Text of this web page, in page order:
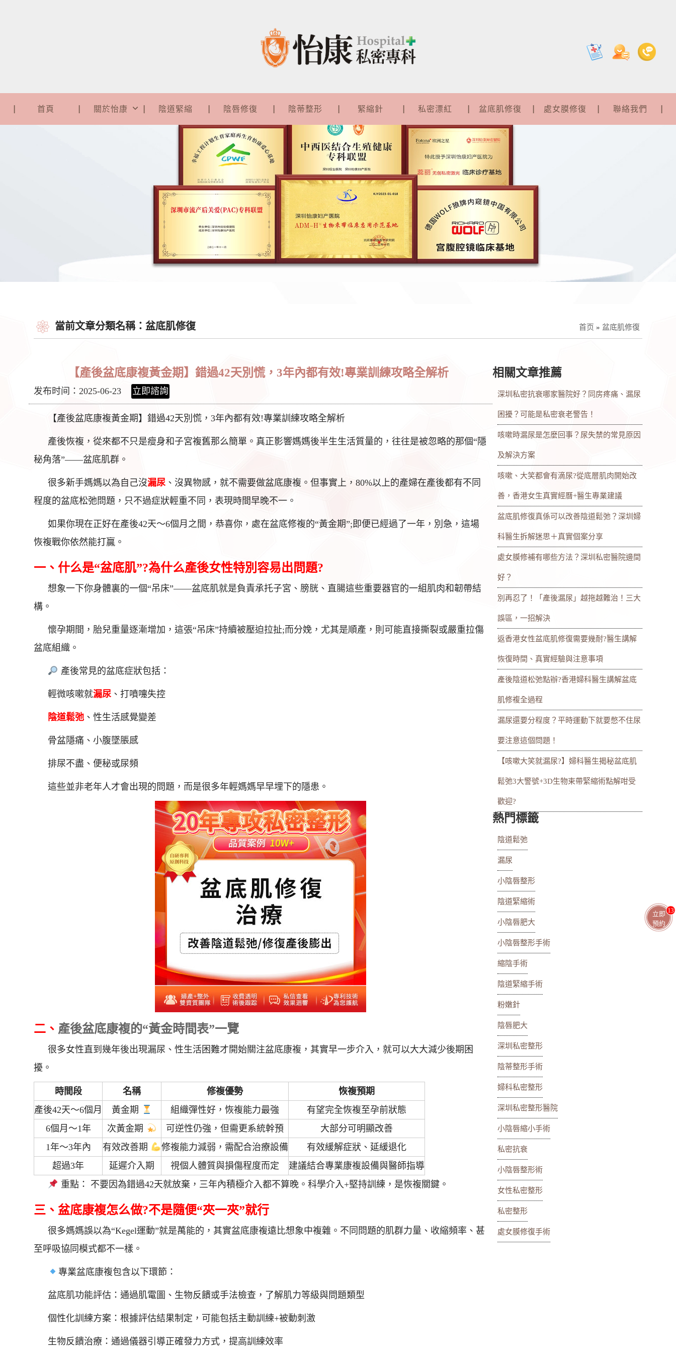
首頁 關於怡康 陰道緊縮 陰唇修復 陰蒂整形 緊縮針 私密漂紅 盆底肌修復 處女膜修復 聯絡我們
當前文章分類名稱：盆底肌修復 首页 » 盆底肌修復
【產後盆底康複黃金期】錯過42天別慌，3年內都有效!專業訓練攻略全解析
发布时间：2025-06-23 立即諮詢
【產後盆底康複黃金期】錯過42天別慌，3年內都有效!專業訓練攻略全解析
產後恢複，從來都不只是瘦身和子宮複舊那么簡單。真正影響媽媽後半生生活質量的，往往是被忽略的那個“隱
秘角落”——盆底肌群。
很多新手媽媽以為自己沒漏尿 、沒異物感，就不需要做盆底康複。但事實上，80%以上的產婦在產後都有不同
程度的盆底松弛問題，只不過症狀輕重不同，表現時間早晚不一。
如果你現在正好在產後42天～6個月之間，恭喜你，處在盆底修複的“黃金期”;即便已經過了一年，別急，這場
恢複戰你依然能打贏。
一、什么是“盆底肌”?為什么產後女性特別容易出問題?
想象一下你身體裏的一個“吊床”——盆底肌就是負責承托子宮、膀胱、直腸這些重要器官的一組肌肉和韌帶結
構。
懷孕期間，胎兒重量逐漸增加，這張“吊床”持續被壓迫拉扯;而分娩，尤其是順產，則可能直接撕裂或嚴重拉傷
盆底組織。
產後常見的盆底症狀包括：
輕微咳嗽就漏尿 、打噴嚏失控
陰道鬆弛 、性生活感覺變差
骨盆隱痛、小腹墜脹感
排尿不盡、便秘或尿頻
這些並非老年人才會出現的問題，而是很多年輕媽媽早早埋下的隱患。
二、 產後盆底康複的“黃金時間表”一覽
很多女性直到幾年後出現漏尿、性生活困難才開始關注盆底康複，其實早一步介入，就可以大大減少後期困
擾。
時間段 名稱 修複優勢
恢複預期
產後42天～6個月
黃金期 組織彈性好，恢複能力最強
有望完全恢複至孕前狀態
6個月～1年
次黃金期 可逆性仍強，但需更系統幹預
大部分可明顯改善
1年～3年內
有效改善期 修複能力減弱，需配合治療設備
有效緩解症狀、延緩退化
超過3年
延遲介入期 視個人體質與損傷程度而定
建議結合專業康複設備與醫師指導
重點： 不要因為錯過42天就放棄，三年內積極介入都不算晚。科學介入+堅持訓練，是恢複關鍵。
三、盆底康複怎么做?不是隨便“夾一夾”就行
很多媽媽誤以為“Kegel運動”就是萬能的，其實盆底康複遠比想象中複雜。不同問題的肌群力量、收縮頻率、甚
至呼吸協同模式都不一樣。
專業盆底康複包含以下環節：
盆底肌功能評估：通過肌電圖、生物反饋或手法檢查，了解肌力等級與問題類型
個性化訓練方案：根據評估結果制定，可能包括主動訓練+被動刺激
生物反饋治療：通過儀器引導正確發力方式，提高訓練效率
相關文章推薦
深圳私密抗衰哪家醫院好？同房疼痛、漏尿
困擾？可能是私密衰老警告！
咳嗽時漏尿是怎麼回事？尿失禁的常見原因
及解決方案
咳嗽、大笑都會有滴尿?從底層肌肉開始改
善，香港女生真實經曆+醫生專業建議
盆底肌修復真係可以改善陰道鬆弛？深圳婦
科醫生拆解迷思＋真實個案分享
處女膜修補有哪些方法？深圳私密醫院邊間
好？
別再忍了！「產後漏尿」越拖越難治！三大
誤區，一招解決
返香港女性盆底肌修復需要幾耐?醫生講解
恢復時間、真實經驗與注意事項
產後陰道松弛點辦?香港婦科醫生講解盆底
肌修複全過程
漏尿還要分程度？平時運動下就要憋不住尿
要注意這個問題！
【咳嗽大笑就漏尿?】婦科醫生揭秘盆底肌
鬆弛3大警號+3D生物束帶緊縮術點解咁受
歡迎?
熱門標籤
陰道鬆弛
漏尿
小陰唇整形
陰道緊縮術
小陰唇肥大
小陰唇整形手術
縮陰手術
陰道緊縮手術
粉嫩針
陰唇肥大
深圳私密整形
陰蒂整形手術
婦科私密整形
深圳私密整形醫院
小陰唇縮小手術
私密抗衰
小陰唇整形術
女性私密整形
私密整形
處女膜修復手術
立即
預約
13